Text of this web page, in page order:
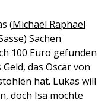
(Michael Raphael
Sachen
100 Euro gefunden
das Oscar von
hat. Lukas will
doch Isa möchte